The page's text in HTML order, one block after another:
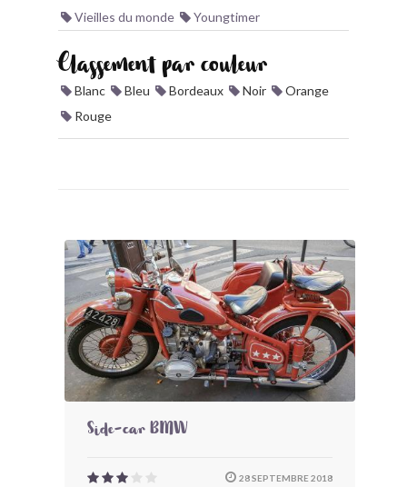
Vieilles du monde
Youngtimer
Classement par couleur
Blanc Bleu Bordeaux Noir
Orange
Rouge
Side-car BMW
28 SEPTEMBRE 2018